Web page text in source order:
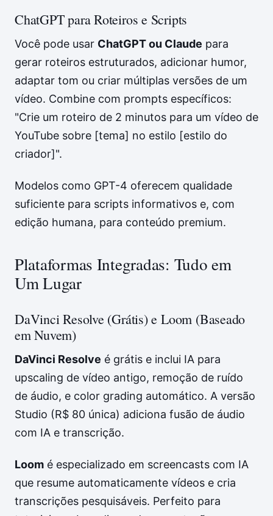
ChatGPT para Roteiros e Scripts
Você pode usar ChatGPT ou Claude para
gerar roteiros estruturados, adicionar humor,
adaptar tom ou criar múltiplas versões de um
vídeo. Combine com prompts específicos:
"Crie um roteiro de 2 minutos para um vídeo de
YouTube sobre [tema] no estilo [estilo do
criador]".
Modelos como GPT-4 oferecem qualidade
suficiente para scripts informativos e, com
edição humana, para conteúdo premium.
Plataformas Integradas: Tudo em
Um Lugar
DaVinci Resolve (Grátis) e Loom (Baseado
em Nuvem)
DaVinci Resolve é grátis e inclui IA para
upscaling de vídeo antigo, remoção de ruído
de áudio, e color grading automático. A versão
Studio (R$ 80 única) adiciona fusão de áudio
com IA e transcrição.
Loom é especializado em screencasts com IA
que resume automaticamente vídeos e cria
transcrições pesquisáveis. Perfeito para